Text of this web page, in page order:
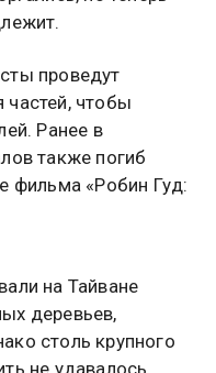
проведут
частей, чтобы
Ранее в
также погиб
фильма «Робин Гуд:
на Тайване
деревьев,
столь крупного
не удавалось.